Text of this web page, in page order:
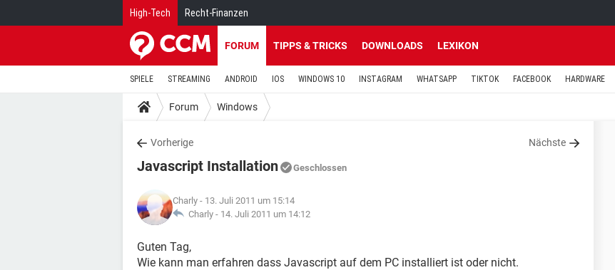
High-Tech Recht-Finanzen
FORUM TIPPS & TRICKS DOWNLOADS LEXIKON
SPIELE STREAMING ANDROID IOS WINDOWS 10 INSTAGRAM WHATSAPP TIKTOK FACEBOOK HARDWARE
Forum Windows
Vorherige Nächste
Javascript Installation Geschlossen
Charly - 13. Juli 2011 um 15:14
Charly - 14. Juli 2011 um 14:12
Guten Tag,
Wie kann man erfahren dass Javascript auf dem PC installiert ist oder nicht.